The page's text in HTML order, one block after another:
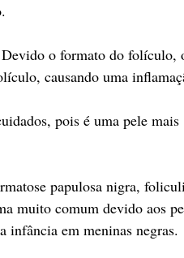
o formato do folículo,
causando uma
pois é uma pele mais
papulosa nigra,
muito comum devido aos
infância em meninas negras.